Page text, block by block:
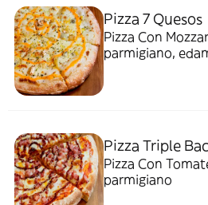
Pizza 7 Quesos
Pizza Con
parmigiano,
Pizza Triple
Pizza Con
parmigiano